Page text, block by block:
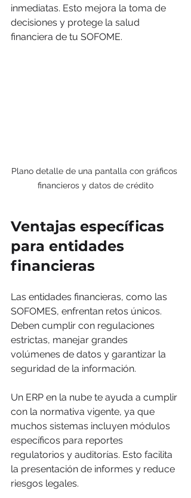
inmediatas. Esto mejora la toma de
decisiones y protege la salud
financiera de tu SOFOME.
Plano detalle de una pantalla con gráficos
financieros y datos de crédito
Ventajas específicas
para entidades
financieras
Las entidades financieras, como las
SOFOMES, enfrentan retos únicos.
Deben cumplir con regulaciones
estrictas, manejar grandes
volúmenes de datos y garantizar la
seguridad de la información.
Un ERP en la nube te ayuda a cumplir
con la normativa vigente, ya que
muchos sistemas incluyen módulos
específicos para reportes
regulatorios y auditorías. Esto facilita
la presentación de informes y reduce
riesgos legales.